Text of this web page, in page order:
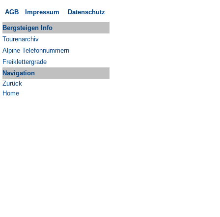
AGB Impressum Datenschutz
Bergsteigen Info
Tourenarchiv
Alpine Telefonnummern
Freiklettergrade
Navigation
Zurück
Home